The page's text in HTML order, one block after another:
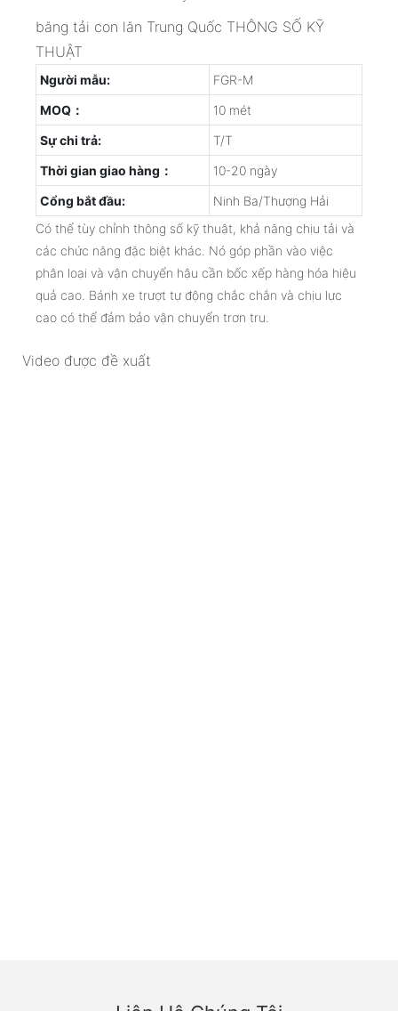
băng tải con lăn Trung Quốc THÔNG SỐ KỸ
THUẬT
Người mẫu:
FGR-M
MOQ：
10 mét
Sự chi trả:
T/T
Thời gian giao hàng：
10-20 ngày
Cổng bắt đầu:
Ninh Ba/Thượng Hải
Có thể tùy chỉnh thông số kỹ thuật, khả năng chịu tải và
các chức năng đặc biệt khác. Nó góp phần vào việc
phân loại và vận chuyển hậu cần bốc xếp hàng hóa hiệu
quả cao. Bánh xe trượt tự động chắc chắn và chịu lực
cao có thể đảm bảo vận chuyển trơn tru.
Video được đề xuất